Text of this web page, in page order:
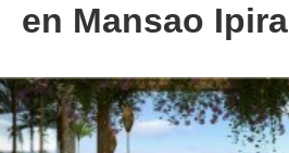
en Mansao